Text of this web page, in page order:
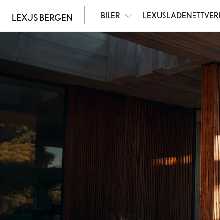
LEXUS BERGEN BILER LEXUS